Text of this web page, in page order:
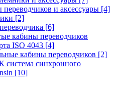
переводчиков и аксессуары [4]
[2]
[6]
кабины переводчиков
ISO 4043 [4]
кабины переводчиков [2]
система синхронного
[10]